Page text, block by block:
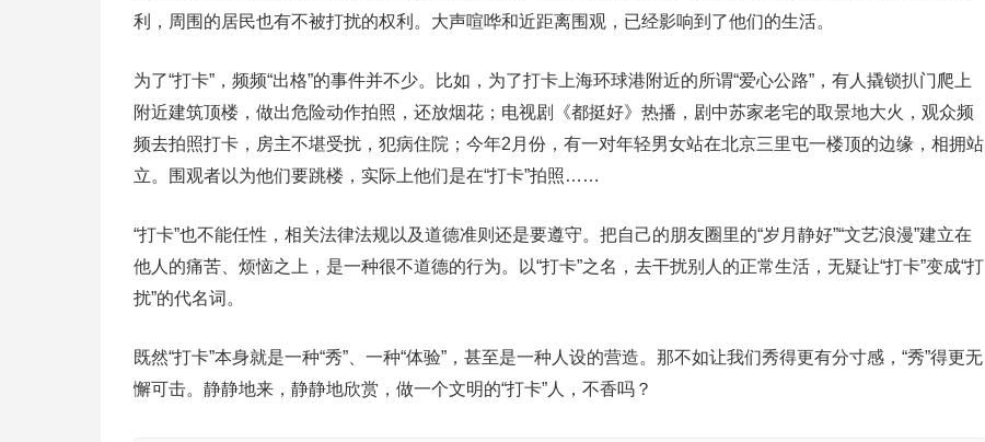
利，周围的居民也有不被打扰的权利。大声喧哗和近距离围观，已经影响到了他们的生活。
为了“打卡”，频频“出格”的事件并不少。比如，为了打卡上海环球港附近的所谓“爱心公路”，有人撬锁扒门爬上
附近建筑顶楼，做出危险动作拍照，还放烟花；电视剧《都挺好》热播，剧中苏家老宅的取景地大火，观众频
频去拍照打卡，房主不堪受扰，犯病住院；今年2月份，有一对年轻男女站在北京三里屯一楼顶的边缘，相拥站
立。围观者以为他们要跳楼，实际上他们是在“打卡”拍照……
“打卡”也不能任性，相关法律法规以及道德准则还是要遵守。把自己的朋友圈里的“岁月静好”“文艺浪漫”建立在
他人的痛苦、烦恼之上，是一种很不道德的行为。以“打卡”之名，去干扰别人的正常生活，无疑让“打卡”变成“打
扰”的代名词。
既然“打卡”本身就是一种“秀”、一种“体验”，甚至是一种人设的营造。那不如让我们秀得更有分寸感，“秀”得更无
懈可击。静静地来，静静地欣赏，做一个文明的“打卡”人，不香吗？